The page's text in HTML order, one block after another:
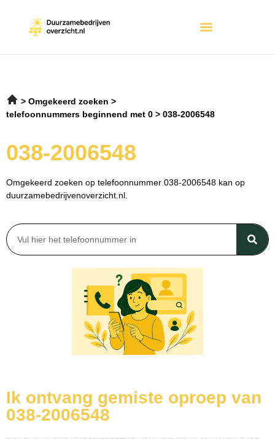
Omgekeerd zoeken
telefoonnummers beginnend met 0
038-2006548
038-2006548
Omgekeerd zoeken op telefoonnummer 038-2006548 kan op
duurzamebedrijvenoverzicht.nl.
Ik ontvang gemiste oproep van
038-2006548